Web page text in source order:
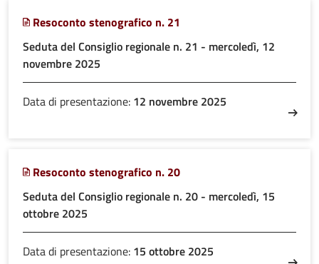
Resoconto stenografico n. 21
Seduta del Consiglio regionale n. 21 - mercoledì, 12
novembre 2025
Data di presentazione: 12 novembre 2025
Resoconto stenografico n. 20
Seduta del Consiglio regionale n. 20 - mercoledì, 15
ottobre 2025
Data di presentazione: 15 ottobre 2025